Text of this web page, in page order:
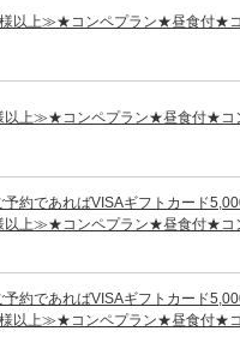
以上≫★コンペプラン★昼食付★
以上≫★コンペプラン★昼食付★コ
約であればVISAギフトカード
以上≫★コンペプラン★昼食付★コ
約であればVISAギフトカード
以上≫★コンペプラン★昼食付★